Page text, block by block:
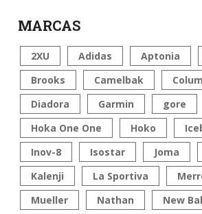
MARCAS
2XU Adidas Aptonia
Brooks
Camelbak
Diadora
Garmin gore
Hoka One One
Hoko
Inov-8
Isostar Joma
Kalenji
La Sportiva
Mueller
Nathan New